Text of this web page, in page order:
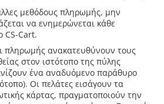
μεθόδους πληρωμής, μην
να ενημερώνεται κάθε
CS-Cart.
πληρωμής ανακατευθύνουν τους
στον ιστότοπο της πύλης
ένα αναδυόμενο παράθυρο
Οι πελάτες εισάγουν τα
κάρτας, πραγματοποιούν την